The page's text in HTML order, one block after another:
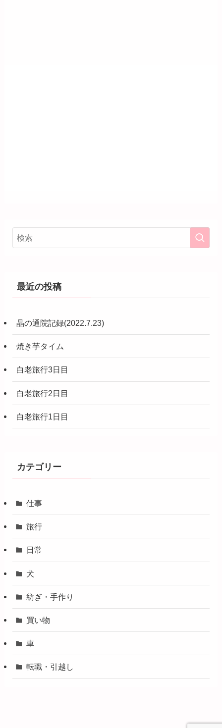
最近の投稿
晶の通院記録(2022.7.23)
焼き芋タイム
白老旅行3日目
白老旅行2日目
白老旅行1日目
カテゴリー
仕事
旅行
日常
犬
紡ぎ・手作り
買い物
車
転職・引越し